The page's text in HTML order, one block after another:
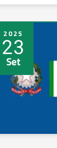
2025
23
Set